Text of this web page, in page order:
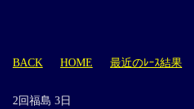
BACK HOME 最近のﾚｰｽ結果
2回福島 3日